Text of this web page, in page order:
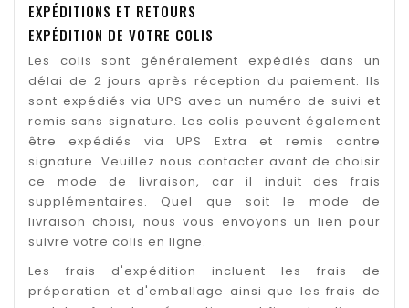
EXPÉDITIONS ET RETOURS
EXPÉDITION DE VOTRE COLIS
Les colis sont généralement expédiés dans un
délai de 2 jours après réception du paiement. Ils
sont expédiés via UPS avec un numéro de suivi et
remis sans signature. Les colis peuvent également
être expédiés via UPS Extra et remis contre
signature. Veuillez nous contacter avant de choisir
ce mode de livraison, car il induit des frais
supplémentaires. Quel que soit le mode de
livraison choisi, nous vous envoyons un lien pour
suivre votre colis en ligne.
Les frais d'expédition incluent les frais de
préparation et d'emballage ainsi que les frais de